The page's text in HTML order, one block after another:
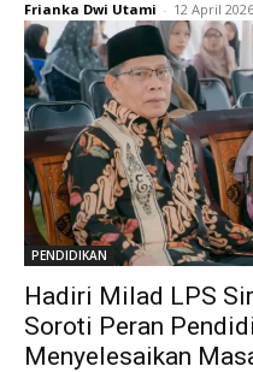
Frianka Dwi Utami - 12 April 2026
PENDIDIKAN
Hadiri Milad LPS
Soroti Peran
Menyelesaikan